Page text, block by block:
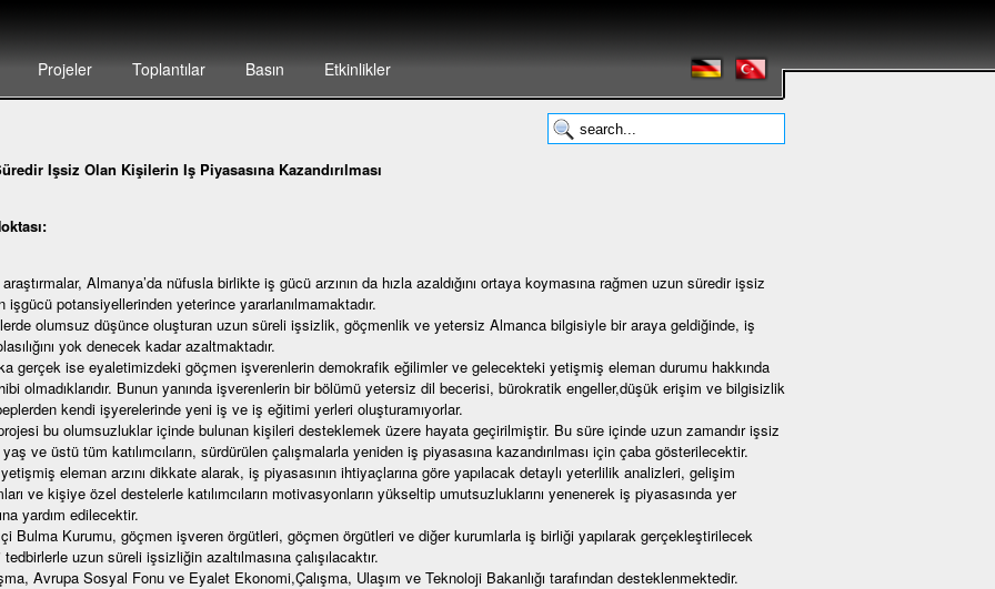
Projeler Toplantılar Basın Etkinlikler
Işsiz Olan Kişilerin Iş Piyasasına Kazandırılması
araştırmalar, Almanya’da nüfusla birlikte iş gücü arzının da hızla azaldığını ortaya koymasına rağmen uzun süredir işsiz
işgücü potansiyellerinden yeterince yararlanılmamaktadır.
olumsuz düşünce oluşturan uzun süreli işsizlik, göçmenlik ve yetersiz Almanca bilgisiyle bir araya geldiğinde, iş
yok denecek kadar azaltmaktadır.
gerçek ise eyaletimizdeki göçmen işverenlerin demokrafik eğilimler ve gelecekteki yetişmiş eleman durumu hakkında
olmadıklarıdır. Bunun yanında işverenlerin bir bölümü yetersiz dil becerisi, bürokratik engeller,düşük erişim ve bilgisizlik
kendi işyerelerinde yeni iş ve iş eğitimi yerleri oluşturamıyorlar.
bu olumsuzluklar içinde bulunan kişileri desteklemek üzere hayata geçirilmiştir. Bu süre içinde uzun zamandır işsiz
ve üstü tüm katılımcıların, sürdürülen çalışmalarla yeniden iş piyasasına kazandırılması için çaba gösterilecektir.
eleman arzını dikkate alarak, iş piyasasının ihtiyaçlarına göre yapılacak detaylı yeterlilik analizleri, gelişim
ve kişiye özel destelerle katılımcıların motivasyonların yükseltip umutsuzluklarını yenenerek iş piyasasında yer
yardım edilecektir.
Bulma Kurumu, göçmen işveren örgütleri, göçmen örgütleri ve diğer kurumlarla iş birliği yapılarak gerçekleştirilecek
uzun süreli işsizliğin azaltılmasına çalışılacaktır.
Avrupa Sosyal Fonu ve Eyalet Ekonomi,Çalışma, Ulaşım ve Teknoloji Bakanlığı tarafından desteklenmektedir.